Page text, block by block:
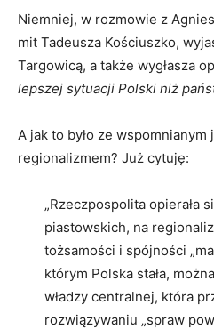
Niemniej, w rozmowie z
mit Tadeusza Kościuszko,
Targowicą, a także wygłasza
lepszej sytuacji Polski niż
A jak to było ze wspomnianym
regionalizmem? Już cytuję:
„Rzeczpospolita opierała
piastowskich, na
tożsamości i spójności
którym Polska stała,
władzy centralnej, która
rozwiązywaniu „spraw